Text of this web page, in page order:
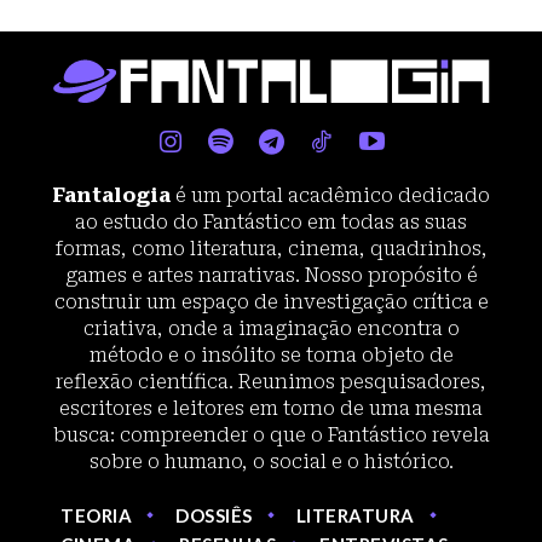
Fantalogia é um portal acadêmico dedicado
ao estudo do Fantástico em todas as suas
formas, como literatura, cinema, quadrinhos,
games e artes narrativas. Nosso propósito é
construir um espaço de investigação crítica e
criativa, onde a imaginação encontra o
método e o insólito se torna objeto de
reflexão científica. Reunimos pesquisadores,
escritores e leitores em torno de uma mesma
busca: compreender o que o Fantástico revela
sobre o humano, o social e o histórico.
TEORIA DOSSIÊS
LITERATURA